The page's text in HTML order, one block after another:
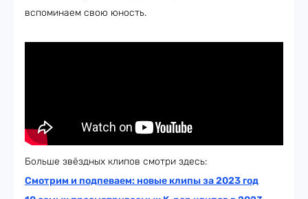
вспоминаем свою юность.
Больше звёздных клипов смотри здесь:
Смотрим и подпеваем: новые клипы за 2023 год